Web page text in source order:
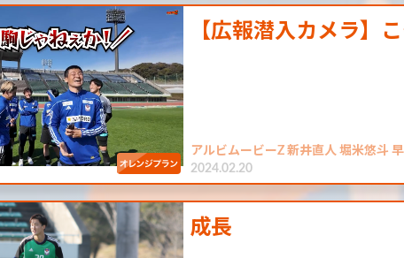
【広報潜入カメラ】
アルビムービーZ 新井直人 堀米悠斗
2024.02.20
成長